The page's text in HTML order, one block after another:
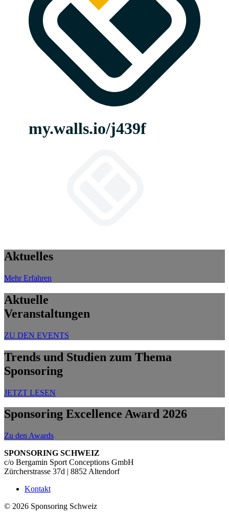
Aktuelles
Mehr Erfahren
Aktuelle
Veranstaltungen
ZU DEN EVENTS
Trends und Studien zum Thema
Sponsoring
JETZT LESEN
Sponsoring Excellence Award 2026
Zu den Awards
nach oben
SPONSORING SCHWEIZ
c/o Bergamin Sport Conceptions GmbH
Zürcherstrasse 37d | 8852 Altendorf
Kontakt
© 2026 Sponsoring Schweiz